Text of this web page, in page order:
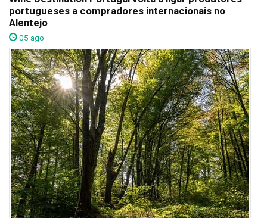
portugueses a compradores internacionais no
Alentejo
05 ago